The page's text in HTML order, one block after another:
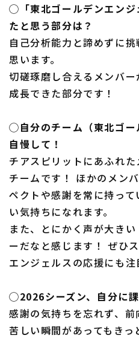
◯「東北ゴールデンエンジ
たと思う部分は？
自己分析能力と諦めずに
思います。
切磋琢磨し合えるメンバ
成長できた部分です！
◯自分のチーム（東北ゴー
自慢して！
チアスピリットにあふれ
チームです！ ほかのメン
ペクトや感謝を常に持っ
い気持ちになれます。
また、とにかく声が大き
ーだなと感じます！ ぜひ
エンジェルスの応援にも注
◯2026シーズン、自分に
感謝の気持ちを忘れず、前
苦しい瞬間があってもき